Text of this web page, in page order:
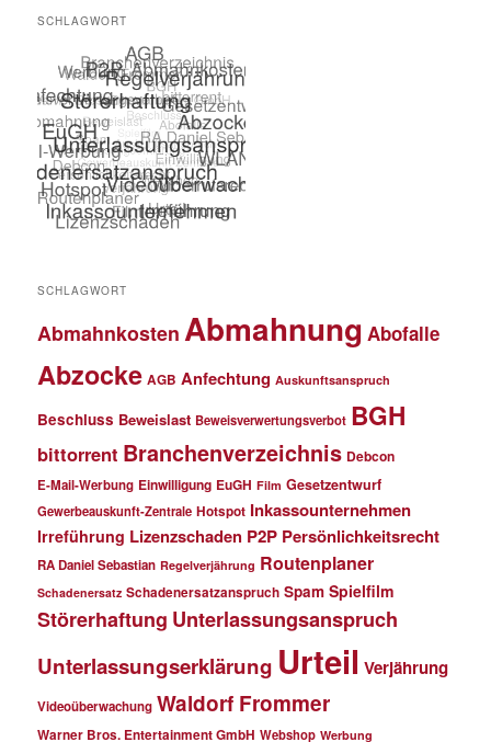
SCHLAGWORT
SCHLAGWORT
Abmahnkosten Abmahnung Abofalle
Abzocke AGB Anfechtung Auskunftsanspruch
Beschluss Beweislast Beweisverwertungsverbot BGH
bittorrent Branchenverzeichnis Debcon
E-Mail-Werbung Einwilligung EuGH Film Gesetzentwurf
Gewerbeauskunft-Zentrale Hotspot Inkassounternehmen
Irreführung Lizenzschaden P2P Persönlichkeitsrecht
RA Daniel Sebastian Regelverjährung Routenplaner
Schadenersatz Schadenersatzanspruch Spam Spielfilm
Störerhaftung Unterlassungsanspruch
Unterlassungserklärung Urteil Verjährung
Videoüberwachung Waldorf Frommer
Warner Bros. Entertainment GmbH Webshop Werbung